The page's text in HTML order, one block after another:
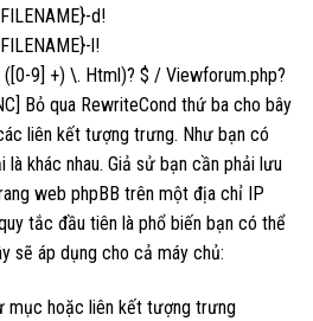
d!
l!
9] +) \. Html)? $ / Viewforum.php?
Bỏ qua RewriteCond thứ ba cho bây
liên kết tượng trưng. Như bạn có
khác nhau. Giả sử bạn cần phải lưu
web phpBB trên một địa chỉ IP
tắc đầu tiên là phổ biến bạn có thể
sẽ áp dụng cho cả máy chủ:
mục hoặc liên kết tượng trưng